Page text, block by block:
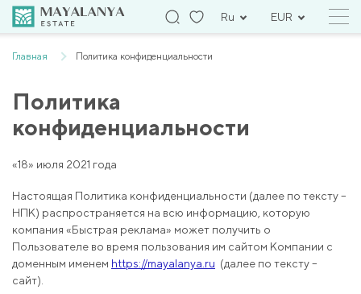
Ru EUR
Главная Политика конфиденциальности
Политика
конфиденциальности
«18» июля 2021 года
Настоящая Политика конфиденциальности (далее по тексту –
НПК) распространяется на всю информацию, которую
компания «Быстрая реклама» может получить о
Пользователе во время пользования им сайтом Компании с
доменным именем https://mayalanya.ru (далее по тексту –
сайт).